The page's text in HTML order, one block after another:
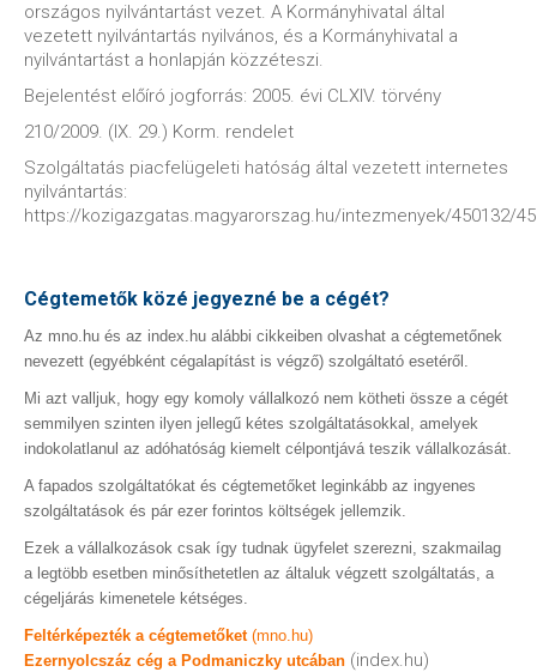
országos nyilvántartást vezet. A Kormányhivatal által
vezetett nyilvántartás nyilvános, és a Kormányhivatal a
nyilvántartást a honlapján közzéteszi.
Bejelentést előíró jogforrás: 2005. évi CLXIV. törvény
210/2009. (IX. 29.) Korm. rendelet
Szolgáltatás piacfelügeleti hatóság által vezetett internetes
nyilvántartás:
https://kozigazgatas.magyarorszag.hu/intezmenyek/450132/
Cégtemetők közé jegyezné be a cégét?
Az mno.hu és az index.hu alábbi cikkeiben olvashat a cégtemetőnek
nevezett (egyébként cégalapítást is végző) szolgáltató esetéről.
Mi azt valljuk, hogy egy komoly vállalkozó nem kötheti össze a cégét
semmilyen szinten ilyen jellegű kétes szolgáltatásokkal, amelyek
indokolatlanul az adóhatóság kiemelt célpontjává teszik vállalkozását.
A fapados szolgáltatókat és cégtemetőket leginkább az ingyenes
szolgáltatások és pár ezer forintos költségek jellemzik.
Ezek a vállalkozások csak így tudnak ügyfelet szerezni, szakmailag
a legtöbb esetben minősíthetetlen az általuk végzett szolgáltatás, a
cégeljárás kimenetele kétséges.
Feltérképezték a cégtemetőket (mno.hu)
Ezernyolcszáz cég a Podmaniczky utcában (index.hu)